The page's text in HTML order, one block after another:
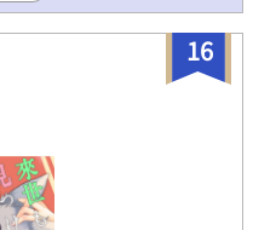
16